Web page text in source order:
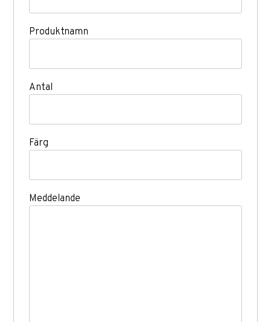
Produktnamn
Antal
Färg
Meddelande